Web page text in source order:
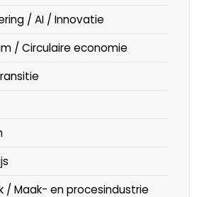
/ AI / Innovatie
/ Circulaire economie
/ Maak- en procesindustrie